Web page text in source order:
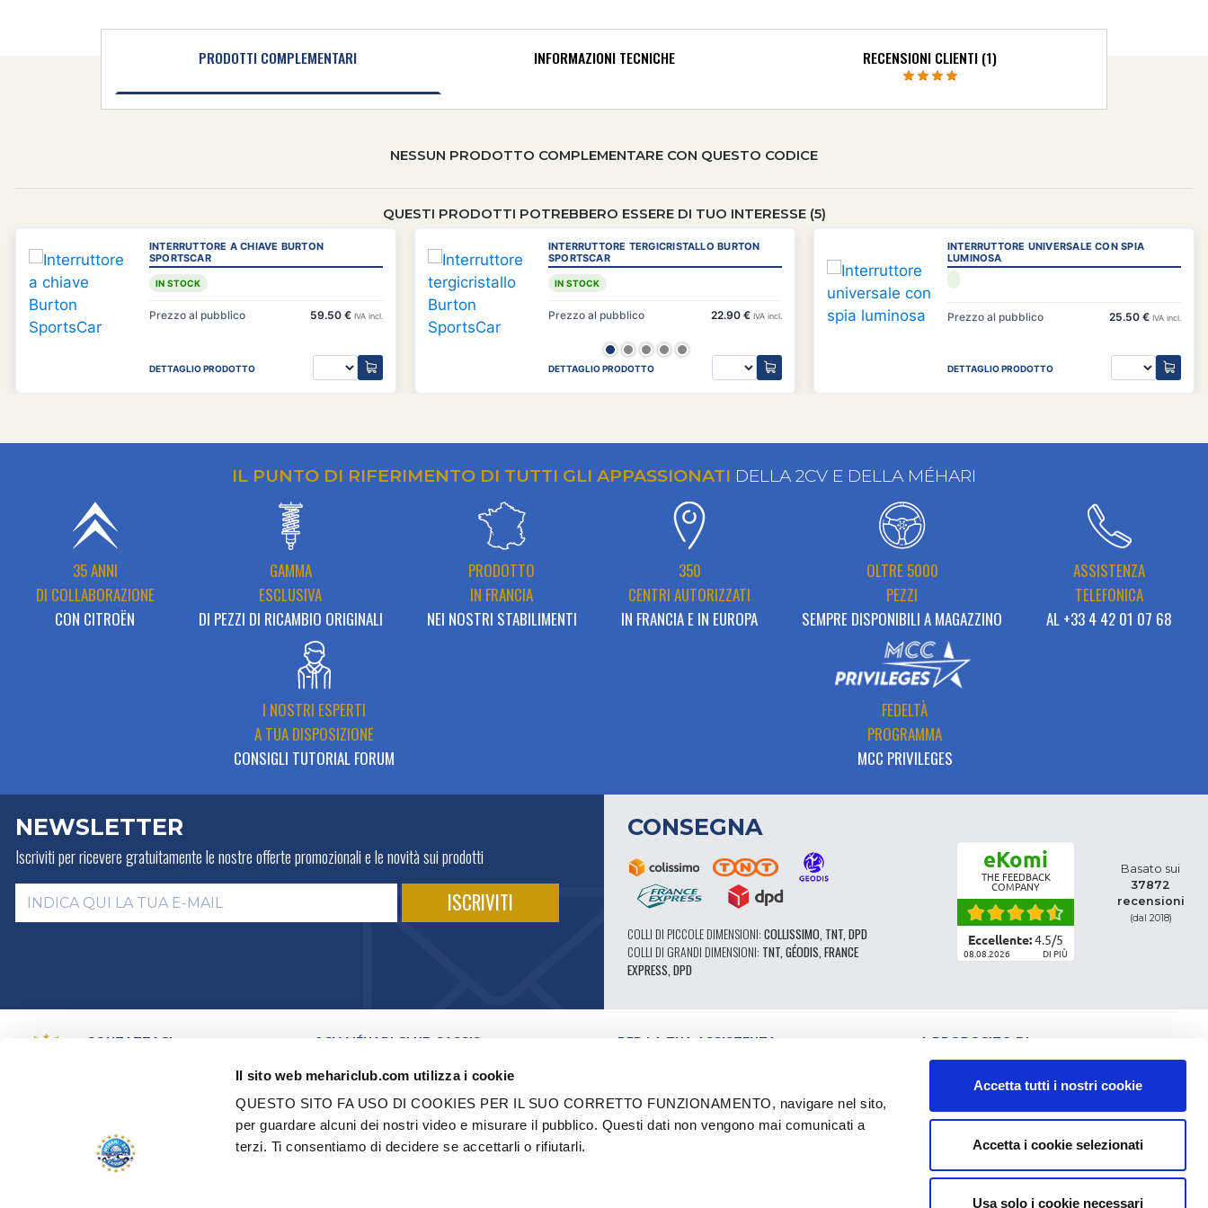
Il sito web mehariclub.com utilizza i cookie
QUESTO SITO FA USO DI COOKIES PER IL SUO CORRETTO FUNZIONAMENTO, navigare nel sito,
per guardare alcuni dei nostri video e misurare il pubblico. Questi dati non vengono mai comunicati a
terzi. Ti consentiamo di decidere se accettarli o rifiutarli.
Accetta tutti i nostri cookie
Accetta i cookie selezionati
Usa solo i cookie necessari
PRODOTTI COMPLEMENTARI INFORMAZIONI TECNICHE RECENSIONI CLIENTI (1)
NESSUN PRODOTTO COMPLEMENTARE CON QUESTO CODICE
QUESTI PRODOTTI POTREBBERO ESSERE DI TUO INTERESSE (5)
INTERRUTTORE A CHIAVE BURTON
SPORTSCAR
IN STOCK
Prezzo al pubblico 59.50 € IVA incl.
DETTAGLIO PRODOTTO
INTERRUTTORE TERGICRISTALLO BURTON
SPORTSCAR
IN STOCK
Prezzo al pubblico 22.90 € IVA incl.
DETTAGLIO PRODOTTO
INTERRUTTORE UNIVERSALE CON SPIA
LUMINOSA
Prezzo al pubblico 25.50 € IVA incl.
DETTAGLIO PRODOTTO
IL PUNTO DI RIFERIMENTO DI TUTTI GLI APPASSIONATI DELLA 2CV E DELLA MÉHARI
35 ANNI
DI COLLABORAZIONE
CON CITROËN
GAMMA
ESCLUSIVA
DI PEZZI DI RICAMBIO ORIGINALI
PRODOTTO
IN FRANCIA
NEI NOSTRI STABILIMENTI
350
CENTRI AUTORIZZATI
IN FRANCIA E IN EUROPA
OLTRE 5000
PEZZI
SEMPRE DISPONIBILI A MAGAZZINO
ASSISTENZA
TELEFONICA
AL +33 4 42 01 07 68
I NOSTRI ESPERTI
A TUA DISPOSIZIONE
CONSIGLI TUTORIAL FORUM
FEDELTÀ
PROGRAMMA
MCC PRIVILEGES
NEWSLETTER
Iscriviti per ricevere gratuitamentele nostre offerte promozionali e le novità sui prodotti
CONSEGNA
COLLI DI PICCOLE DIMENSIONI: COLLISSIMO, TNT, DPD
COLLI DI GRANDI DIMENSIONI: TNT, GÉODIS, FRANCE
EXPRESS, DPD
eKomi
THE FEEDBACK
COMPANY
Eccellente:4.5/5
08.08.2026 DI PIÙ
Basato sui
37872
recensioni
(dal 2018)
CONTATTACI
+ 33 (0)4 42
12h00 / 14h00 – 17h00
Mercoledì, venerdì:
09h00 –
12h00
2CV MÉHARI CLUB CASSIS
ATTIVITÀ
PRESENTAZIONE VIDEO
RETE DEI CENTRI AUTORIZZATI
CERTIFICAZIONI E MARCHI
PER LA TUA ASSISTENZA
CATALOGO
FORUM TECNICO DI ESPERTI
RICAMBI 602 - ALTE PRESTAZIONI
A PROPOSITO DI
CLASSIFICAZIONE DEI RICAMBI
CONDIZIONI GENERALI DI VENDITA
NOTE LEGALI
DATI PERSONALI E COOKIE
SPESE DI CONSEGNA
PAGAMENTO